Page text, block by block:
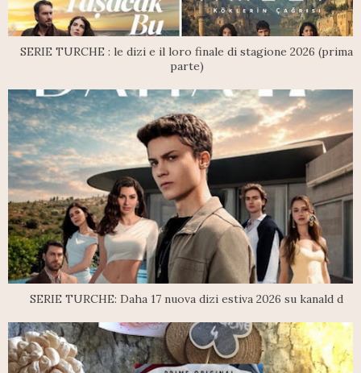
SERIE TURCHE : le dizi e il loro finale di stagione 2026 (prima
parte)
SERIE TURCHE: Daha 17 nuova dizi estiva 2026 su kanald d